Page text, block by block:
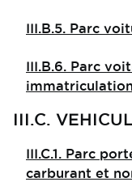
III.B.5. Parc
III.B.6. Parc
III.C.
III.C.1. Parc
carburant et